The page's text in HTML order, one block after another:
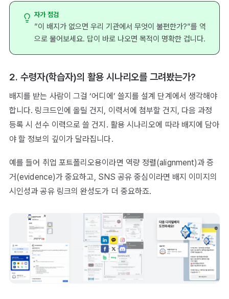
자가 점검
”이 배지가 없으면 우리 기관에서 무엇이 불편한가?”를 역
으로 물어보세요. 답이 바로 나오면 목적이 명확한 겁니다.
2. 수령자(학습자)의 활용 시나리오를 그려봤는가?
배지를 받는 사람이 그걸 ‘어디에’ 쓸지를 설계 단계에서 생각해야
합니다. 링크드인에 올릴 건지, 이력서에 첨부할 건지, 다음 과정
등록 시 선수 이력으로 쓸 건지. 활용 시나리오에 따라 배지에 담아
야 할 정보의 깊이가 달라집니다.
예를 들어 취업 포트폴리오용이라면 역량 정렬(alignment)과 증
거(evidence)가 중요하고, SNS 공유 중심이라면 배지 이미지의
시인성과 공유 링크의 완성도가 더 중요하죠.